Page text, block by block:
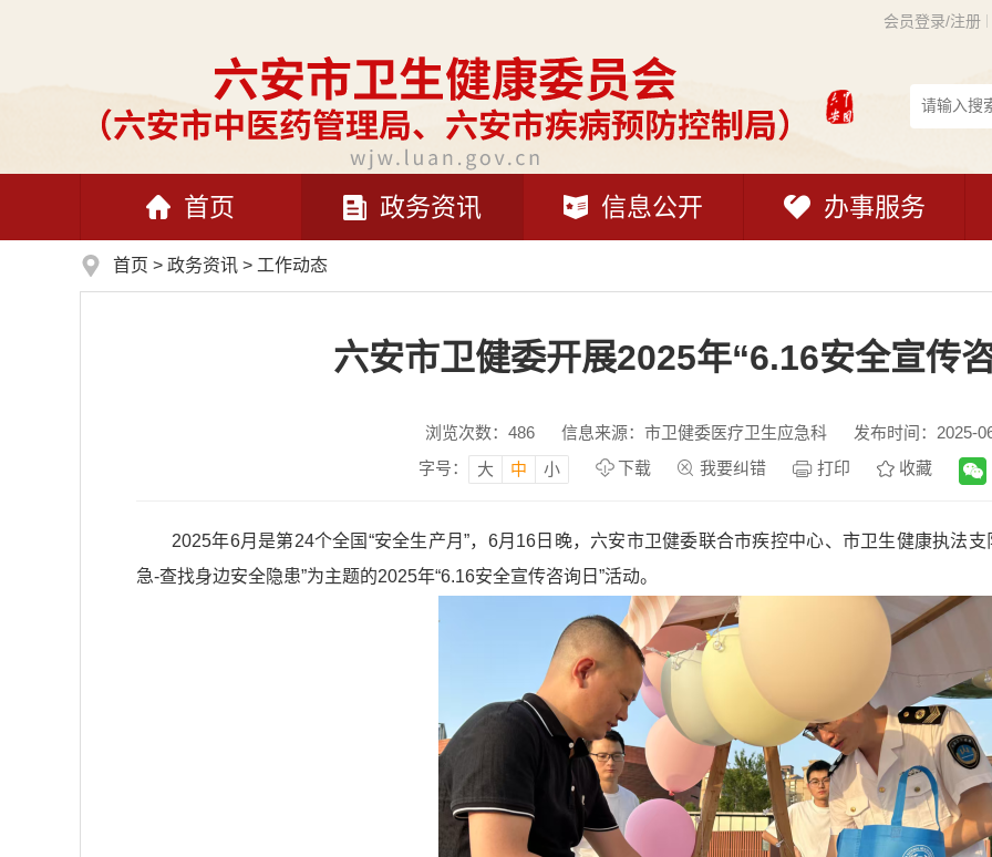
会员登录/注册
首页 政务资讯 信息公开 办事服务
首页 > 政务资讯 > 工作动态
六安市卫健委开展2025年“6.16安全宣传
浏览次数： 486 信息来源：市卫健委医疗卫生应急科
发布时间：2025-
字号：
大 中 小 下载 我要纠错 打印 收藏
2025年6月是第24个全国“安全生产月”，6月16日晚，六安市卫健委联合市疾控中心、市卫生健康执法
急-查找身边安全隐患”为主题的2025年“6.16安全宣传咨询日”活动。